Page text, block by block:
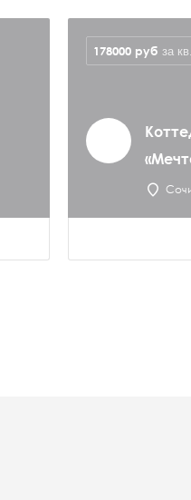
178000 руб за